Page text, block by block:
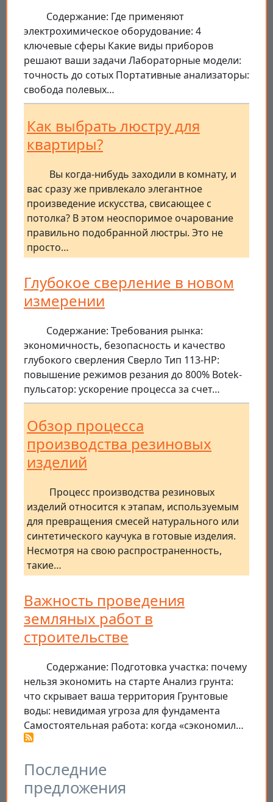
Последние
предложения
Содержание: Где применяют
электрохимическое оборудование: 4
ключевые сферы Какие виды приборов
решают ваши задачи Лабораторные модели:
точность до сотых Портативные анализаторы:
свобода полевых…
Как выбрать люстру для
квартиры?
Вы когда-нибудь заходили в комнату, и
вас сразу же привлекало элегантное
произведение искусства, свисающее с
потолка? В этом неоспоримое очарование
правильно подобранной люстры. Это не
просто…
Глубокое сверление в новом
измерении
Содержание: Требования рынка:
экономичность, безопасность и качество
глубокого сверления Сверло Тип 113-HP:
повышение режимов резания до 800% Botek-
пульсатор: ускорение процесса за счет…
Обзор процесса
производства резиновых
изделий
Процесс производства резиновых
изделий относится к этапам, используемым
для превращения смесей натурального или
синтетического каучука в готовые изделия.
Несмотря на свою распространенность,
такие…
Важность проведения
земляных работ в
строительстве
Содержание: Подготовка участка: почему
нельзя экономить на старте Анализ грунта:
что скрывает ваша территория Грунтовые
воды: невидимая угроза для фундамента
Самостоятельная работа: когда «сэкономил…